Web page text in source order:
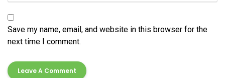
Save my name, email, and website in this browser for the
next time I comment.